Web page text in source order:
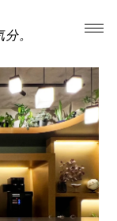
。